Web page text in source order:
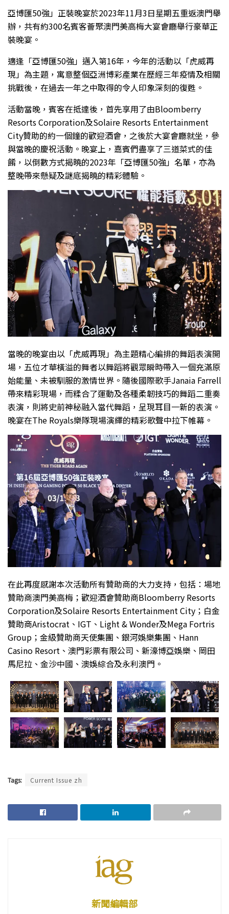
亞博匯50強」正裝晚宴於2023年11月3日星期五重返澳門舉
辦，共有約300名賓客薈聚澳門美高梅大宴會廳舉行豪華正
裝晚宴。
適逢「亞博匯50強」邁入第16年，今年的活動以「虎威再
現」為主題，寓意整個亞洲博彩產業在歷經三年疫情及相關
挑戰後，在過去一年之中取得的令人印象深刻的復甦。
活動當晚，賓客在抵達後，首先享用了由Bloomberry
Resorts Corporation及Solaire Resorts Entertainment
City贊助的約一個鐘的歡迎酒會，之後於大宴會廳就坐，參
與當晚的慶祝活動。晚宴上，嘉賓們盡享了三道菜式的佳
餚，以倒數方式揭曉的2023年「亞博匯50強」名單，亦為
整晚帶來懸疑及謎底揭曉的精彩體驗。
當晚的晚宴由以「虎威再現」為主題精心編排的舞蹈表演開
場，五位才華橫溢的舞者以舞蹈將觀眾瞬時帶入一個充滿原
始能量、未被馴服的激情世界。隨後國際歌手Janaia Farrell
帶來精彩現場，而糅合了運動及各種柔韌技巧的舞蹈二重奏
表演，則將史前神秘融入當代舞蹈，呈現耳目一新的表演。
晚宴在The Royals樂隊現場演繹的精彩歌聲中拉下帷幕。
在此再度感謝本次活動所有贊助商的大力支持，包括：場地
贊助商澳門美高梅；歡迎酒會贊助商Bloomberry Resorts
Corporation及Solaire Resorts Entertainment City；白金
贊助商Aristocrat、IGT、Light & Wonder及Mega Fortris
Group；金級贊助商天使集團、銀河娛樂集團、Hann
Casino Resort、澳門彩票有限公司、新濠博亞娛樂、岡田
馬尼拉、金沙中國、澳娛綜合及永利澳門。
Tags: Current Issue zh
新聞編輯部